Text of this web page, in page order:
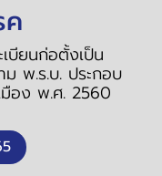
บียนก่อตั้งเป็น
ม พ.ร.บ. ประกอบ
อง พ.ศ. 2560